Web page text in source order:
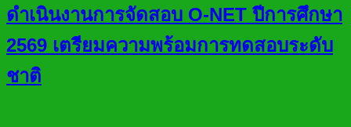
ดำเนินงานการจัดสอบ O-NET ปีการศึกษา
2569 เตรียมความพร้อมการทดสอบระดับ
ชาติ